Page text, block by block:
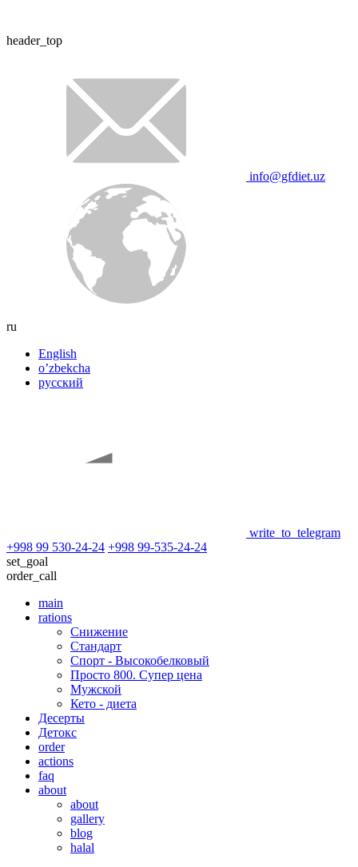
header_top
info@gfdiet.uz
ru
English
oʼzbekcha
русский
write_to_telegram
+998 99 530-24-24 +998 99-535-24-24
set_goal
order_call
main
rations
Снижение
Стандарт
Спорт - Высокобелковый
Просто 800. Супер цена
Мужской
Кето - диета
Десерты
Детокс
order
actions
faq
about
about
gallery
blog
halal